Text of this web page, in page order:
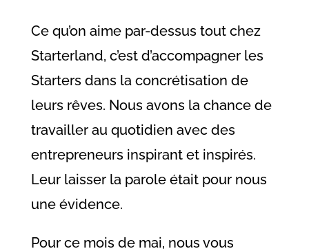
Ce qu’on aime par-dessus tout chez
Starterland, c’est d’accompagner les
Starters dans la concrétisation de
leurs rêves. Nous avons la chance de
travailler au quotidien avec des
entrepreneurs inspirant et inspirés.
Leur laisser la parole était pour nous
une évidence.
Pour ce mois de mai, nous vous